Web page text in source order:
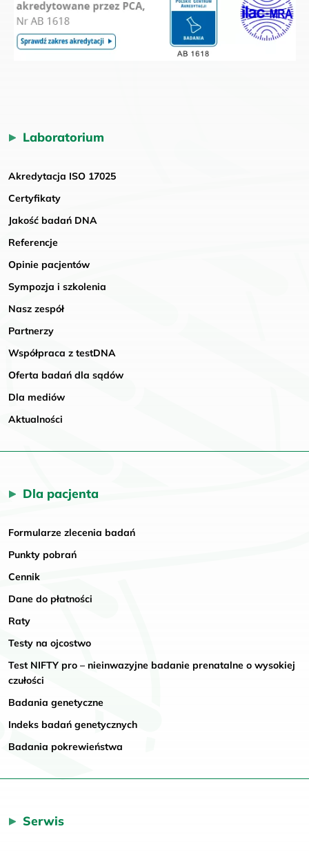
Laboratorium
Akredytacja ISO 17025
Certyfikaty
Jakość badań DNA
Referencje
Opinie pacjentów
Sympozja i szkolenia
Nasz zespół
Partnerzy
Współpraca z testDNA
Oferta badań dla sądów
Dla mediów
Aktualności
Dla pacjenta
Formularze zlecenia badań
Punkty pobrań
Cennik
Dane do płatności
Raty
Testy na ojcostwo
Test NIFTY pro – nieinwazyjne badanie prenatalne o wysokiej
czułości
Badania genetyczne
Indeks badań genetycznych
Badania pokrewieństwa
Serwis